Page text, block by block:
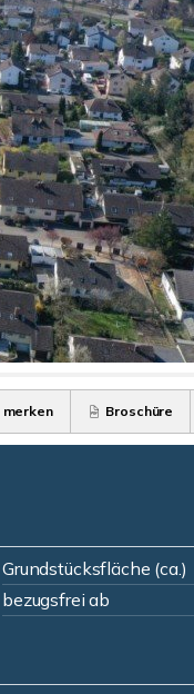
merken Broschüre
Grundstücksfläche (ca.)
bezugsfrei ab